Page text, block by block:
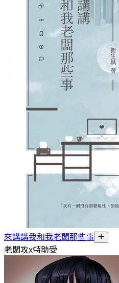
來講講我和我老闆那些事
老闆攻x特助受